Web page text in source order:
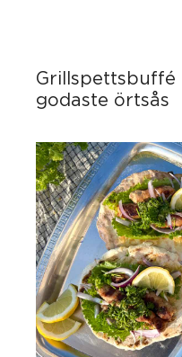
Grillspettsbuffé
godaste örtsås